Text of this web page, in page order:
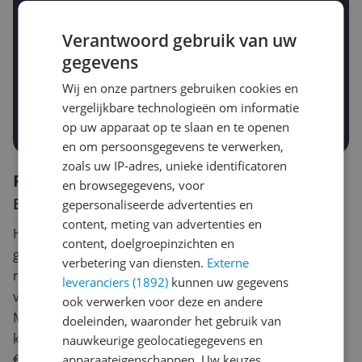
Gewenste daling of bedrag
-5% -10% -15%
€
Prijsalert aanzetten
Reviews
Er zijn nog geen reviews geschreven
Heb jij dit product in bezit en wil je graag je mening
geven? Start dan hieronder met het schrijven van je
review. Afhankelijk van de details duurt het schrijven
van een review gemiddeld tussen de 3 en 10 minuten.
Met jouw mening help je andere bezoekers een betere
keuze te maken én maak je iedere maand kans op
Verantwoord gebruik van uw
gegevens
Wij en onze partners gebruiken cookies en
vergelijkbare technologieën om informatie
op uw apparaat op te slaan en te openen
en om persoonsgegevens te verwerken,
zoals uw IP-adres, unieke identificatoren
en browsegegevens, voor
gepersonaliseerde advertenties en
content, meting van advertenties en
content, doelgroepinzichten en
verbetering van diensten. Externe
leveranciers (1892) kunnen uw gegevens
ook verwerken voor deze en andere
doeleinden, waaronder het gebruik van
nauwkeurige geolocatiegegevens en